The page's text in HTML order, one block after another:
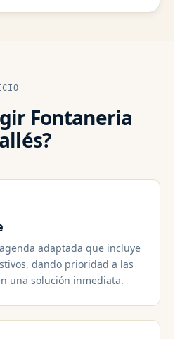
Fontaneria
adaptada que incluye
dando prioridad a las
una solución inmediata.